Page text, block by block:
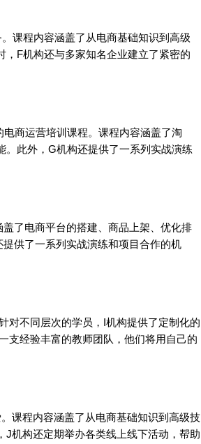
课程内容涵盖了从电商基础知识到高级
F机构还与多家知名企业建立了紧密的
商运营培训课程。课程内容涵盖了淘
此外，G机构还提供了一系列实战演练
了电商平台的搭建、商品上架、优化排
供了一系列实战演练和项目合作的机
对不同层次的学员，I机构提供了定制化的
支经验丰富的教师团队，他们将用自己的
课程内容涵盖了从电商基础知识到高级技
机构还定期举办各类线上线下活动，帮助